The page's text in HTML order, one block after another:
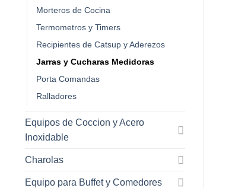
Morteros de Cocina
Termometros y Timers
Recipientes de Catsup y Aderezos
Jarras y Cucharas Medidoras
Porta Comandas
Ralladores
Equipos de Coccion y Acero
Inoxidable
Charolas
Equipo para Buffet y Comedores